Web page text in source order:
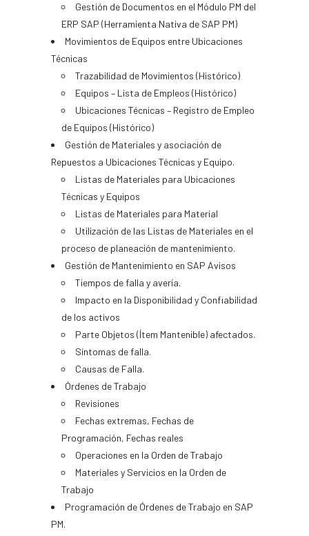
Gestión de Documentos en el Módulo PM del
ERP SAP (Herramienta Nativa de SAP PM)
Movimientos de Equipos entre Ubicaciones
Técnicas
Trazabilidad de Movimientos (Histórico)
Equipos – Lista de Empleos (Histórico)
Ubicaciones Técnicas – Registro de Empleo
de Equipos (Histórico)
Gestión de Materiales y asociación de
Repuestos a Ubicaciones Técnicas y Equipo.
Listas de Materiales para Ubicaciones
Técnicas y Equipos
Listas de Materiales para Material
Utilización de las Listas de Materiales en el
proceso de planeación de mantenimiento.
Gestión de Mantenimiento en SAP Avisos
Tiempos de falla y avería.
Impacto en la Disponibilidad y Confiabilidad
de los activos
Parte Objetos (Ítem Mantenible) afectados.
Síntomas de falla.
Causas de Falla.
Órdenes de Trabajo
Revisiones
Fechas extremas, Fechas de
Programación, Fechas reales
Operaciones en la Orden de Trabajo
Materiales y Servicios en la Orden de
Trabajo
Programación de Órdenes de Trabajo en SAP
PM.